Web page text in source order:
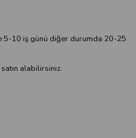
5-10 iş günü diğer durumda 20-25
alabilirsiniz.